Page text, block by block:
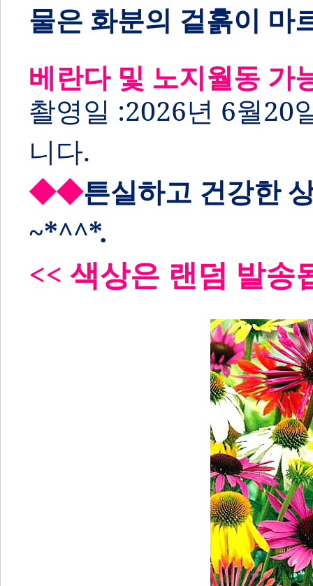
물은 화분의 겉흙이 마
베란다 및 노지월동 가
촬영일 :2026년 6월20
니다.
◆◆튼실하고 건강한
~*^^*.
<< 색상은 랜덤 발